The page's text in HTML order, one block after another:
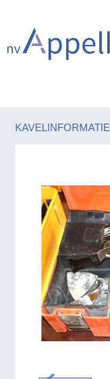
KAVELINFORMATIE